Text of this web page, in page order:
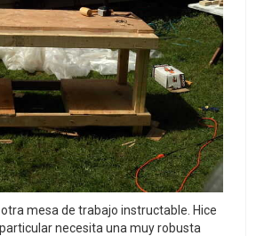
mesa de trabajo instructable. Hice
necesita una muy robusta